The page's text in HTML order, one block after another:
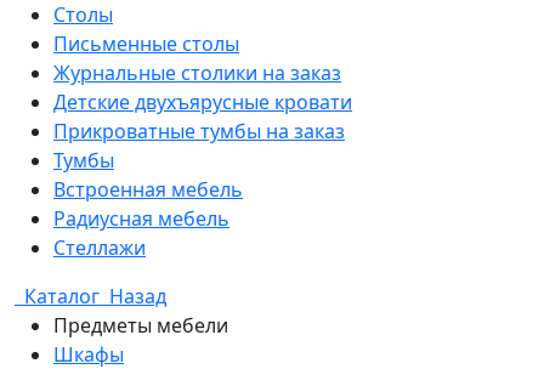
Столы
Письменные столы
Журнальные столики на заказ
Детские двухъярусные кровати
Прикроватные тумбы на заказ
Тумбы
Встроенная мебель
Радиусная мебель
Стеллажи
Каталог Назад
Предметы мебели
Шкафы